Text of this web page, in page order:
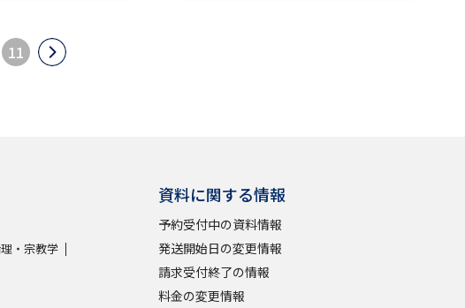
11
・宗教学
資料に関する情報
予約受付中の資料情報
発送開始日の変更情報
請求受付終了の情報
料金の変更情報